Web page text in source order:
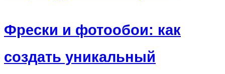
Фрески и фотообои: как
создать уникальный